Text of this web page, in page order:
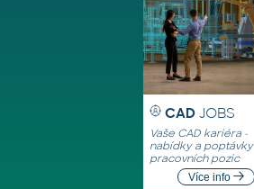
CAD JOBS
Vaše CAD kariéra -
nabídky a poptávky
pracovních pozic
Více info